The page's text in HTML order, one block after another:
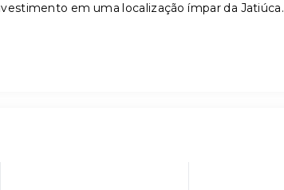
em uma localização ímpar da Jatiúca.